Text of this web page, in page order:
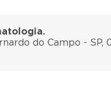
do Campo - SP,